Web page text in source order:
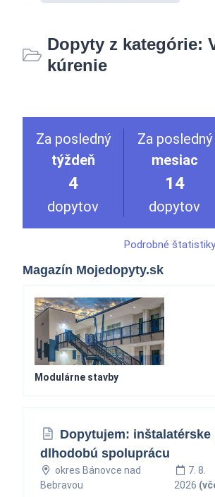
Dopyty z kategórie:
kúrenie
Za posledný
týždeň
4
dopytov
Za posledný
mesiac
14
dopytov
Podrobné
Magazín Mojedopyty.sk
Modulárne stavby
Dopytujem: inštalatérske
dlhodobú spoluprácu
okres Bánovce nad
Bebravou
7. 8.
2026